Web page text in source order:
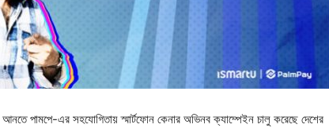
পামপে-এর সহযোগিতায় স্মার্টফোন কেনার অভিনব ক্যাম্পেইন চালু করেছে দেশের